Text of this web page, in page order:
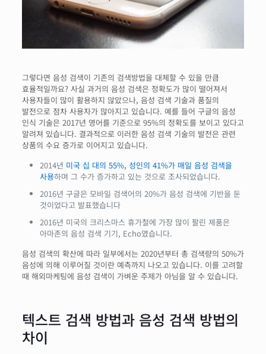
그렇다면 음성 검색이 기존의 검색방법을 대체할 수 있을 만큼
효율적일까요? 사실 과거의 음성 검색은 정확도가 많이 떨어져서
사용자들이 많이 활용하지 않았으나, 음성 검색 기술과 품질의
발전으로 점차 사용자가 많아지고 있습니다. 예를 들어 구글의 음성
인식 기술은 2017년 영어를 기준으로 95%의 정확도를 보이고 있다고
알려져 있습니다. 결과적으로 이러한 음성 검색 기술의 발전은 관련
상품의 수요 증가로 이어지고 있습니다.
2014년 미국 십 대의 55%, 성인의 41%가 매일 음성 검색을
사용하며 그 수가 증가하고 있는 것으로 조사되었습니다.
2016년 구글은 모바일 검색어의 20%가 음성 검색에 기반을 둔
것이었다고 발표했습니다
2016년 미국의 크리스마스 휴가철에 가장 많이 팔린 제품은
아마존의 음성 검색 기기, Echo였습니다.
음성 검색의 확산에 따라 일부에서는 2020년부터 총 검색량의 50%가
음성에 의해 이루어질 것이란 예측까지 나오고 있습니다. 이를 고려할
때 해외마케팅에 음성 검색이 가벼운 주제가 아님을 알 수 있습니다.
텍스트 검색 방법과 음성 검색 방법의
차이